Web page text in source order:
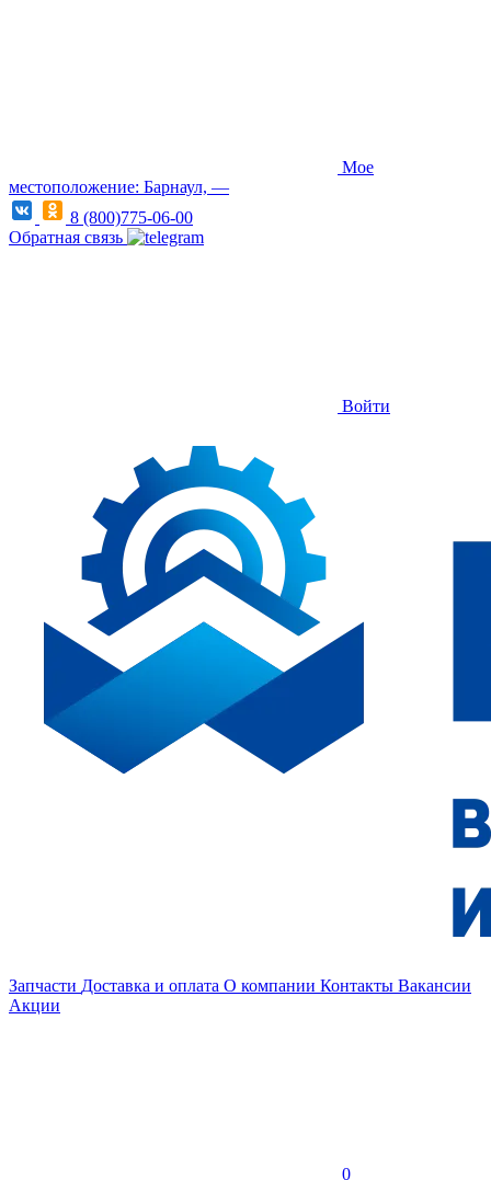
Мое
местоположение: Барнаул, —
8 (800)775-06-00
Обратная связь
Войти
Запчасти Доставка и оплата О компании Контакты Вакансии
Акции
0